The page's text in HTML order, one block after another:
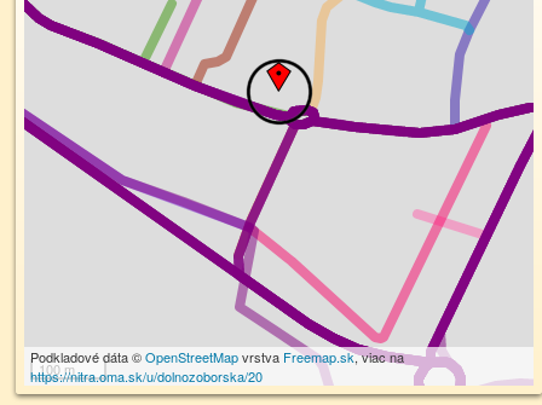
100 m
Podkladové dáta ©OpenStreetMapvrstva Freemap.sk, viac na
https://nitra.oma.sk/u/dolnozoborska/20